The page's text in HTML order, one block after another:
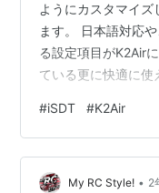
ようにカスタマイ
ます。 日本語対応
る設定項目がK2Air
ている更に快適に使
ニュアルにも設定項
確認したい方は合わ
して頂けると嬉し
#iSDT #K2Air
My RC Style! • 2